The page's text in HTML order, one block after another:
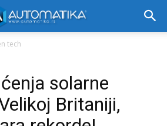
tech
solarne
Britaniji,